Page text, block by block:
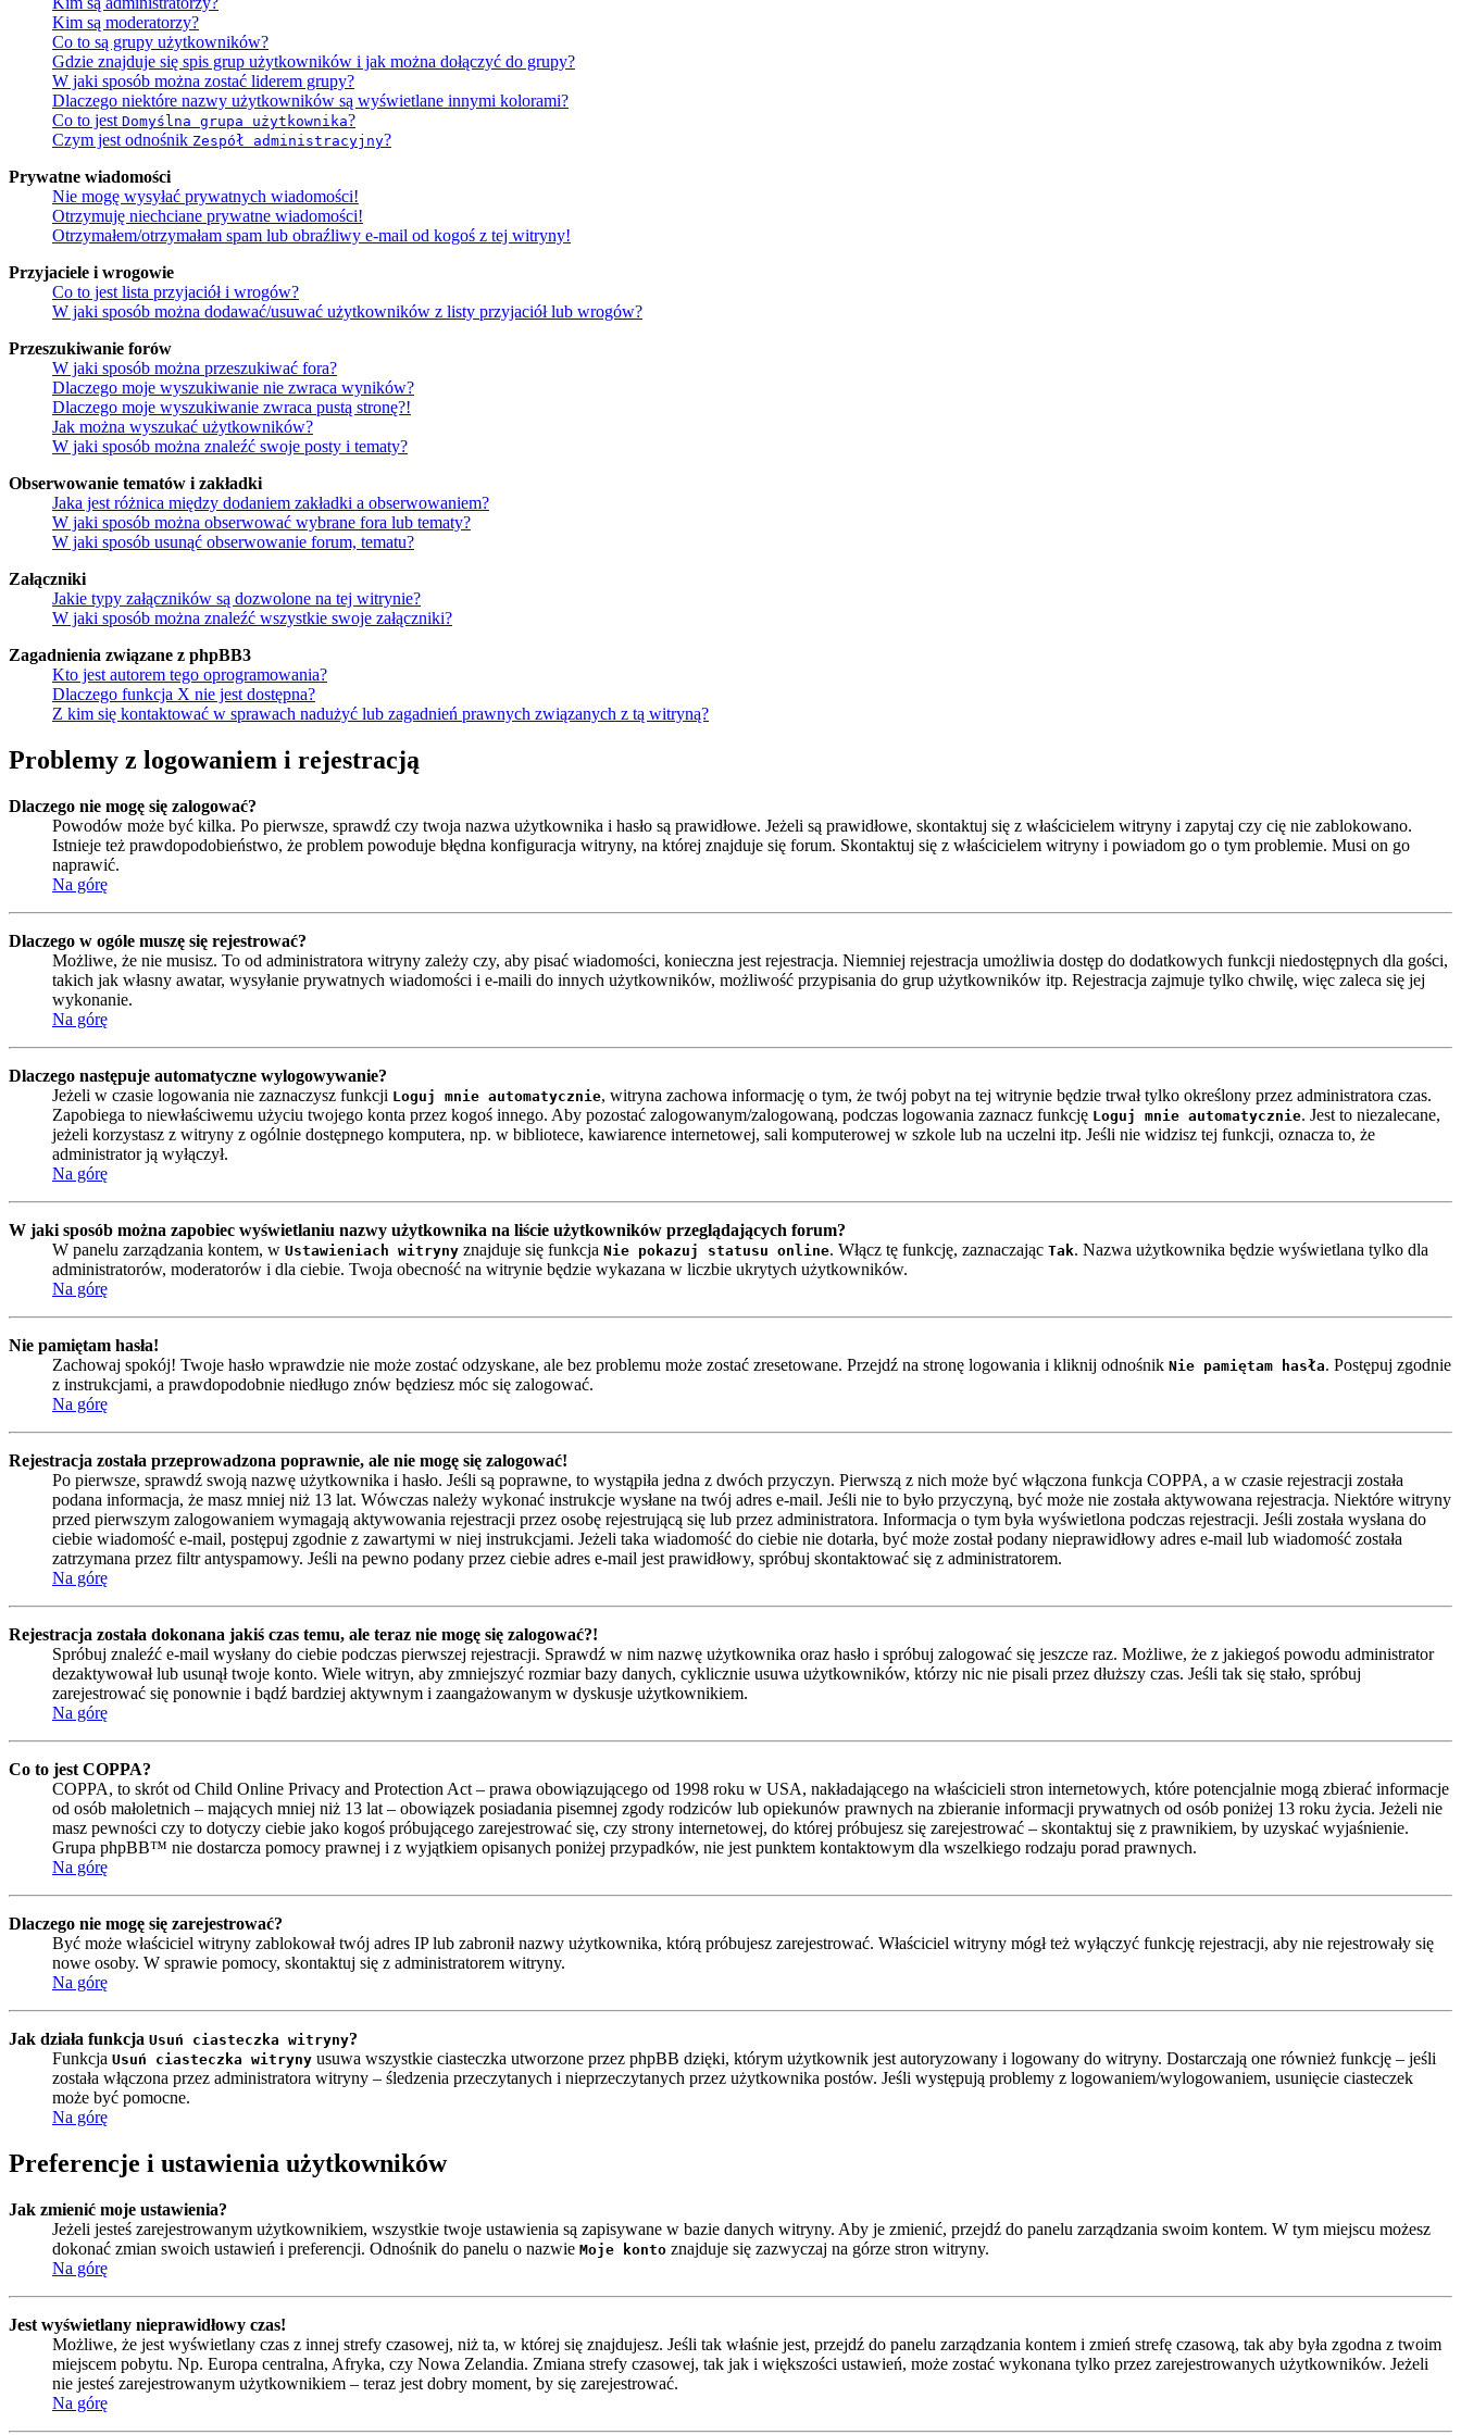
Kim są moderatorzy?
Co to są grupy użytkowników?
Gdzie znajduje się spis grup użytkowników i jak można dołączyć do grupy?
W jaki sposób można zostać liderem grupy?
Dlaczego niektóre nazwy użytkowników są wyświetlane innymi kolorami?
Co to jest Domyślna grupa użytkownika?
Czym jest odnośnik Zespół administracyjny?
Prywatne wiadomości
Nie mogę wysyłać prywatnych wiadomości!
Otrzymuję niechciane prywatne wiadomości!
Otrzymałem/otrzymałam spam lub obraźliwy e-mail od kogoś z tej witryny!
Przyjaciele i wrogowie
Co to jest lista przyjaciół i wrogów?
W jaki sposób można dodawać/usuwać użytkowników z listy przyjaciół lub wrogów?
Przeszukiwanie forów
W jaki sposób można przeszukiwać fora?
Dlaczego moje wyszukiwanie nie zwraca wyników?
Dlaczego moje wyszukiwanie zwraca pustą stronę?!
Jak można wyszukać użytkowników?
W jaki sposób można znaleźć swoje posty i tematy?
Obserwowanie tematów i zakładki
Jaka jest różnica między dodaniem zakładki a obserwowaniem?
W jaki sposób można obserwować wybrane fora lub tematy?
W jaki sposób usunąć obserwowanie forum, tematu?
Załączniki
Jakie typy załączników są dozwolone na tej witrynie?
W jaki sposób można znaleźć wszystkie swoje załączniki?
Zagadnienia związane z phpBB3
Kto jest autorem tego oprogramowania?
Dlaczego funkcja X nie jest dostępna?
Z kim się kontaktować w sprawach nadużyć lub zagadnień prawnych związanych z tą witryną?
Problemy z logowaniem i rejestracją
Dlaczego nie mogę się zalogować?
Powodów może być kilka. Po pierwsze, sprawdź czy twoja nazwa użytkownika i hasło są prawidłowe. Jeżeli są prawidłowe, skontaktuj się z właścicielem witryny i zapytaj czy cię nie zablokowano.
Istnieje też prawdopodobieństwo, że problem powoduje błędna konfiguracja witryny, na której znajduje się forum. Skontaktuj się z właścicielem witryny i powiadom go o tym problemie. Musi on go
naprawić.
Na górę
Dlaczego w ogóle muszę się rejestrować?
Możliwe, że nie musisz. To od administratora witryny zależy czy, aby pisać wiadomości, konieczna jest rejestracja. Niemniej rejestracja umożliwia dostęp do dodatkowych funkcji niedostępnych dla gości,
takich jak własny awatar, wysyłanie prywatnych wiadomości i e-maili do innych użytkowników, możliwość przypisania do grup użytkowników itp. Rejestracja zajmuje tylko chwilę, więc zaleca się jej
wykonanie.
Na górę
Dlaczego następuje automatyczne wylogowywanie?
Jeżeli w czasie logowania nie zaznaczysz funkcji Loguj mnie automatycznie, witryna zachowa informację o tym, że twój pobyt na tej witrynie będzie trwał tylko określony przez administratora czas.
Zapobiega to niewłaściwemu użyciu twojego konta przez kogoś innego. Aby pozostać zalogowanym/zalogowaną, podczas logowania zaznacz funkcję Loguj mnie automatycznie. Jest to niezalecane,
jeżeli korzystasz z witryny z ogólnie dostępnego komputera, np. w bibliotece, kawiarence internetowej, sali komputerowej w szkole lub na uczelni itp. Jeśli nie widzisz tej funkcji, oznacza to, że
administrator ją wyłączył.
Na górę
W jaki sposób można zapobiec wyświetlaniu nazwy użytkownika na liście użytkowników przeglądających forum?
W panelu zarządzania kontem, w Ustawieniach witryny znajduje się funkcja Nie pokazuj statusu online. Włącz tę funkcję, zaznaczając Tak. Nazwa użytkownika będzie wyświetlana tylko dla
administratorów, moderatorów i dla ciebie. Twoja obecność na witrynie będzie wykazana w liczbie ukrytych użytkowników.
Na górę
Nie pamiętam hasła!
Zachowaj spokój! Twoje hasło wprawdzie nie może zostać odzyskane, ale bez problemu może zostać zresetowane. Przejdź na stronę logowania i kliknij odnośnik Nie pamiętam hasła. Postępuj zgodnie
z instrukcjami, a prawdopodobnie niedługo znów będziesz móc się zalogować.
Na górę
Rejestracja została przeprowadzona poprawnie, ale nie mogę się zalogować!
Po pierwsze, sprawdź swoją nazwę użytkownika i hasło. Jeśli są poprawne, to wystąpiła jedna z dwóch przyczyn. Pierwszą z nich może być włączona funkcja COPPA, a w czasie rejestracji została
podana informacja, że masz mniej niż 13 lat. Wówczas należy wykonać instrukcje wysłane na twój adres e-mail. Jeśli nie to było przyczyną, być może nie została aktywowana rejestracja. Niektóre witryny
przed pierwszym zalogowaniem wymagają aktywowania rejestracji przez osobę rejestrującą się lub przez administratora. Informacja o tym była wyświetlona podczas rejestracji. Jeśli została wysłana do
ciebie wiadomość e-mail, postępuj zgodnie z zawartymi w niej instrukcjami. Jeżeli taka wiadomość do ciebie nie dotarła, być może został podany nieprawidłowy adres e-mail lub wiadomość została
zatrzymana przez filtr antyspamowy. Jeśli na pewno podany przez ciebie adres e-mail jest prawidłowy, spróbuj skontaktować się z administratorem.
Na górę
Rejestracja została dokonana jakiś czas temu, ale teraz nie mogę się zalogować?!
Spróbuj znaleźć e-mail wysłany do ciebie podczas pierwszej rejestracji. Sprawdź w nim nazwę użytkownika oraz hasło i spróbuj zalogować się jeszcze raz. Możliwe, że z jakiegoś powodu administrator
dezaktywował lub usunął twoje konto. Wiele witryn, aby zmniejszyć rozmiar bazy danych, cyklicznie usuwa użytkowników, którzy nic nie pisali przez dłuższy czas. Jeśli tak się stało, spróbuj
zarejestrować się ponownie i bądź bardziej aktywnym i zaangażowanym w dyskusje użytkownikiem.
Na górę
Co to jest COPPA?
COPPA, to skrót od Child Online Privacy and Protection Act – prawa obowiązującego od 1998 roku w USA, nakładającego na właścicieli stron internetowych, które potencjalnie mogą zbierać informacje
od osób małoletnich – mających mniej niż 13 lat – obowiązek posiadania pisemnej zgody rodziców lub opiekunów prawnych na zbieranie informacji prywatnych od osób poniżej 13 roku życia. Jeżeli nie
masz pewności czy to dotyczy ciebie jako kogoś próbującego zarejestrować się, czy strony internetowej, do której próbujesz się zarejestrować – skontaktuj się z prawnikiem, by uzyskać wyjaśnienie.
Grupa phpBB™ nie dostarcza pomocy prawnej i z wyjątkiem opisanych poniżej przypadków, nie jest punktem kontaktowym dla wszelkiego rodzaju porad prawnych.
Na górę
Dlaczego nie mogę się zarejestrować?
Być może właściciel witryny zablokował twój adres IP lub zabronił nazwy użytkownika, którą próbujesz zarejestrować. Właściciel witryny mógł też wyłączyć funkcję rejestracji, aby nie rejestrowały się
nowe osoby. W sprawie pomocy, skontaktuj się z administratorem witryny.
Na górę
Jak działa funkcja Usuń ciasteczka witryny?
Funkcja Usuń ciasteczka witryny usuwa wszystkie ciasteczka utworzone przez phpBB dzięki, którym użytkownik jest autoryzowany i logowany do witryny. Dostarczają one również funkcję – jeśli
została włączona przez administratora witryny – śledzenia przeczytanych i nieprzeczytanych przez użytkownika postów. Jeśli występują problemy z logowaniem/wylogowaniem, usunięcie ciasteczek
może być pomocne.
Na górę
Preferencje i ustawienia użytkowników
Jak zmienić moje ustawienia?
Jeżeli jesteś zarejestrowanym użytkownikiem, wszystkie twoje ustawienia są zapisywane w bazie danych witryny. Aby je zmienić, przejdź do panelu zarządzania swoim kontem. W tym miejscu możesz
dokonać zmian swoich ustawień i preferencji. Odnośnik do panelu o nazwie Moje konto znajduje się zazwyczaj na górze stron witryny.
Na górę
Jest wyświetlany nieprawidłowy czas!
Możliwe, że jest wyświetlany czas z innej strefy czasowej, niż ta, w której się znajdujesz. Jeśli tak właśnie jest, przejdź do panelu zarządzania kontem i zmień strefę czasową, tak aby była zgodna z twoim
miejscem pobytu. Np. Europa centralna, Afryka, czy Nowa Zelandia. Zmiana strefy czasowej, tak jak i większości ustawień, może zostać wykonana tylko przez zarejestrowanych użytkowników. Jeżeli
nie jesteś zarejestrowanym użytkownikiem – teraz jest dobry moment, by się zarejestrować.
Na górę